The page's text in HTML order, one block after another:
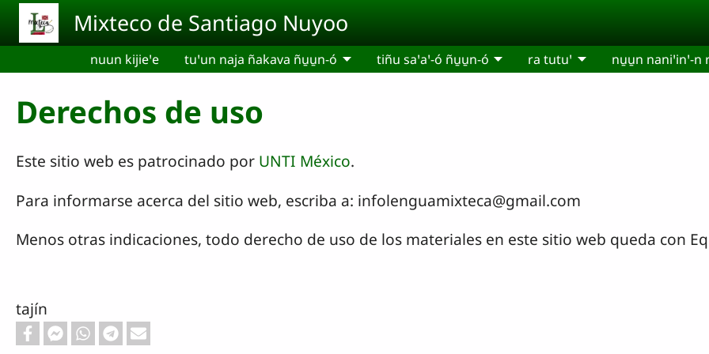
Pasar al contenido principal
Mixteco de Santiago Nuyoo
nuun kijieꞌe tuꞌun naja ñakava ñu̱u̱n-ó tiñu saꞌaꞌ-ó ñu̱u̱n-ó ra tutuꞌ nu̱u̱n naniꞌinꞌ-n
Derechos de uso
Este sitio web es patrocinado por UNTI México.
Para informarse acerca del sitio web, escriba a: infolenguamixteca@gmail.com
Menos otras indicaciones, todo derecho de uso de los materiales en este sitio web queda con
tajín